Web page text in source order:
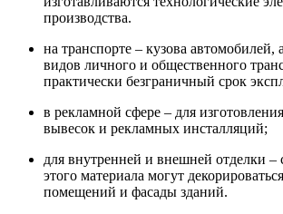
производства.
на транспорте – кузова автомобилей,
видов личного и общественного
практически безграничный срок
в рекламной сфере – для
вывесок и рекламных инсталляций;
для внутренней и внешней отделки –
этого материала могут
помещений и фасады зданий.